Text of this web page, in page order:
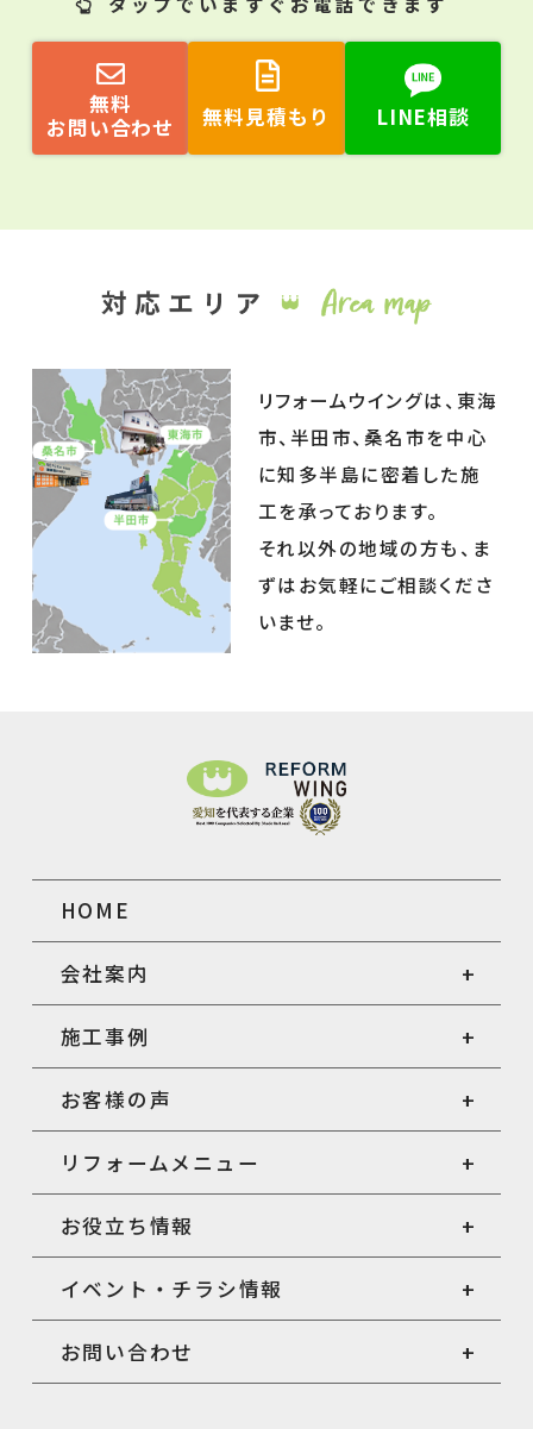
無料
お問い合わせ
無料見積もり LINE相談
リフォームウイングは、東海
市、半田市、桑名市を中心
に知多半島に密着した施
工を承っております。
それ以外の地域の方も、ま
ずはお気軽にご相談くださ
いませ。
HOME
会社案内
施工事例
お客様の声
リフォームメニュー
お役立ち情報
イベント・チラシ情報
お問い合わせ